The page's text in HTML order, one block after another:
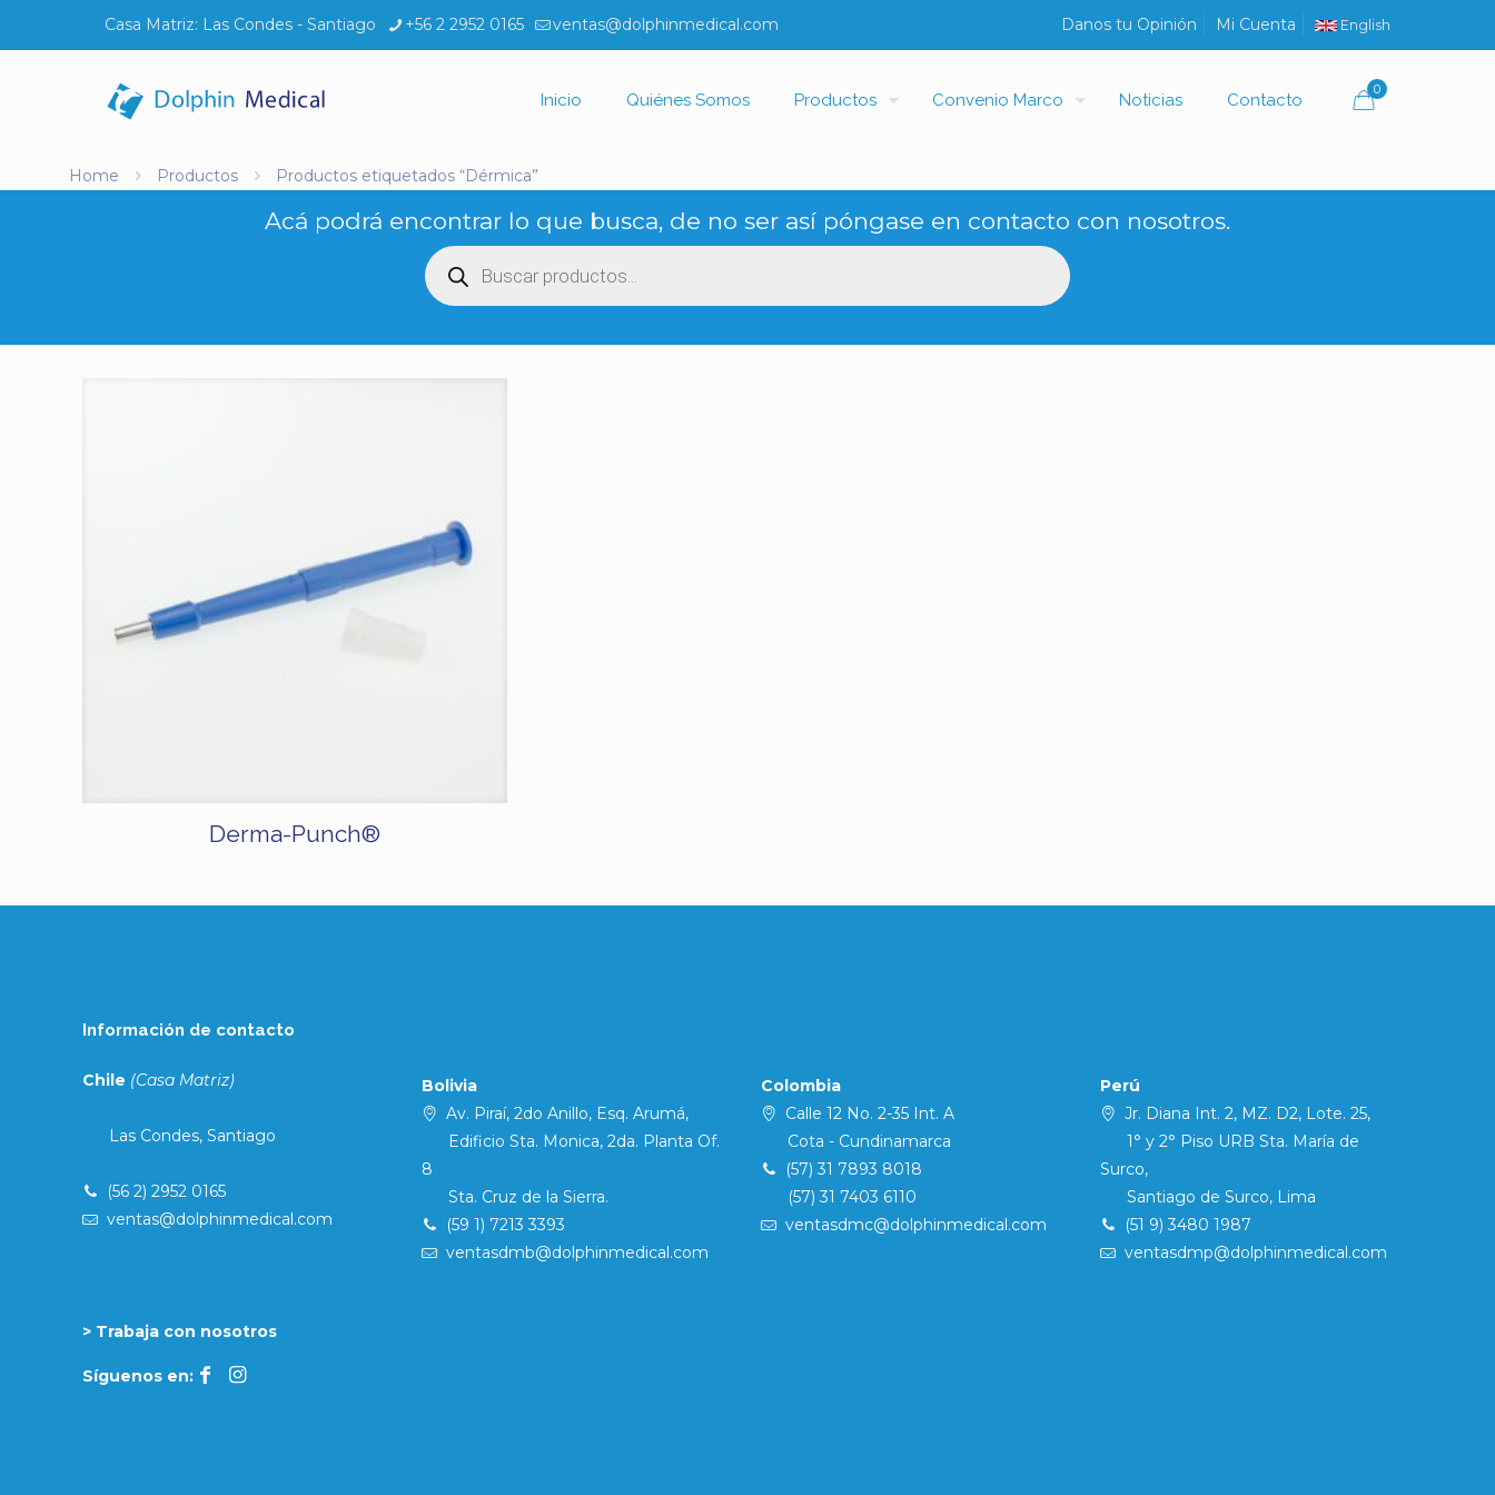
Casa Matriz: Las Condes - Santiago +56 2 2952 0165 ventas@dolphinmedical.com Danos tu Opinión Mi Cuenta English
Inicio Quiénes Somos Productos Convenio Marco Noticias Contacto
0
Home Productos Productos etiquetados “Dérmica”
Acá podrá encontrar lo que busca, de no ser así póngase en contacto con nosotros.
Búsqueda
de
productos
Derma-Punch®
Información de contacto
Chile (Casa Matriz)
Las Condes, Santiago
(56 2) 2952 0165
ventas@dolphinmedical.com
> Trabaja con nosotros
Síguenos en:
Bolivia
Av. Piraí, 2do Anillo, Esq. Arumá,
Edificio Sta. Monica, 2da. Planta Of.
8
Sta. Cruz de la Sierra.
(59 1) 7213 3393
ventasdmb@dolphinmedical.com
Colombia
Calle 12 No. 2-35 Int. A
Cota - Cundinamarca
(57) 31 7893 8018
(57) 31 7403 6110
ventasdmc@dolphinmedical.com
Perú
Jr. Diana Int. 2, MZ. D2, Lote. 25,
1° y 2° Piso URB Sta. María de
Surco,
Santiago de Surco, Lima
(51 9) 3480 1987
ventasdmp@dolphinmedical.com